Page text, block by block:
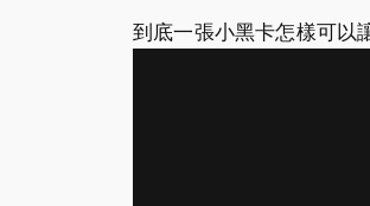
到底一張小黑卡怎樣可以